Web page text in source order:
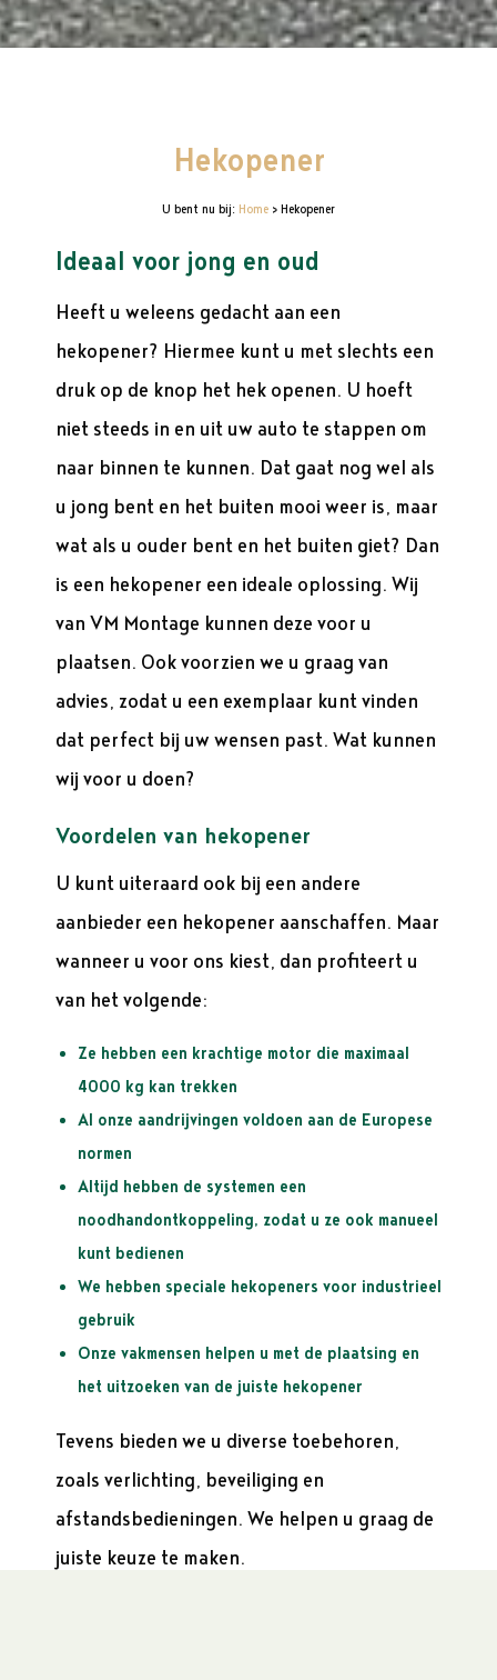
Hekopener
U bent nu bij: Home > Hekopener
Ideaal voor jong en oud
Heeft u weleens gedacht aan een
hekopener? Hiermee kunt u met slechts een
druk op de knop het hek openen. U hoeft
niet steeds in en uit uw auto te stappen om
naar binnen te kunnen. Dat gaat nog wel als
u jong bent en het buiten mooi weer is, maar
wat als u ouder bent en het buiten giet? Dan
is een hekopener een ideale oplossing. Wij
van VM Montage kunnen deze voor u
plaatsen. Ook voorzien we u graag van
advies, zodat u een exemplaar kunt vinden
dat perfect bij uw wensen past. Wat kunnen
wij voor u doen?
Voordelen van hekopener
U kunt uiteraard ook bij een andere
aanbieder een hekopener aanschaffen. Maar
wanneer u voor ons kiest, dan profiteert u
van het volgende:
Ze hebben een krachtige motor die maximaal
4000 kg kan trekken
Al onze aandrijvingen voldoen aan de Europese
normen
Altijd hebben de systemen een
noodhandontkoppeling, zodat u ze ook manueel
kunt bedienen
We hebben speciale hekopeners voor industrieel
gebruik
Onze vakmensen helpen u met de plaatsing en
het uitzoeken van de juiste hekopener
Tevens bieden we u diverse toebehoren,
zoals verlichting, beveiliging en
afstandsbedieningen. We helpen u graag de
juiste keuze te maken.